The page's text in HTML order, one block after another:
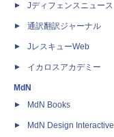
Jディフェンスニュース
通訳翻訳ジャーナル
JレスキューWeb
イカロスアカデミー
MdN
MdN Books
MdN Design Interactive